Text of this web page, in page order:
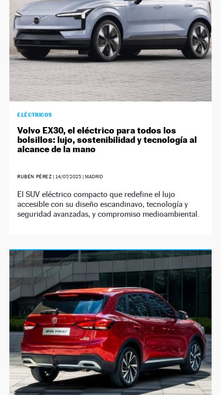
ELÉCTRICOS
Volvo EX30, el eléctrico para todos los
bolsillos: lujo, sostenibilidad y tecnología al
alcance de la mano
RUBÉN PÉREZ | 14/07/2025 | MADRID
El SUV eléctrico compacto que redefine el lujo
accesible con su diseño escandinavo, tecnología y
seguridad avanzadas, y compromiso medioambiental.